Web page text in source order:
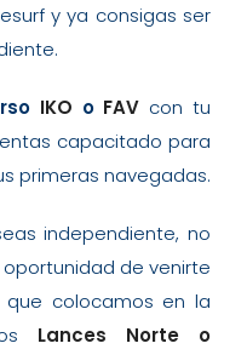
y ya consigas ser
IKO o FAV con tu
capacitado para
primeras navegadas.
independiente, no
de venirte
colocamos en la
Lances Norte o